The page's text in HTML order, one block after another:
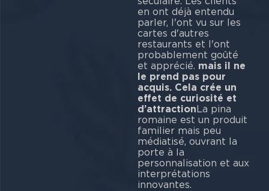
en ont déjà entendu
parler, l'ont vu sur les
cartes d'autres
restaurants et l'ont
probablement goûté
et apprécié. mais il ne
le prend pas pour
acquis. Cela crée un
effet de curiosité et
d’attractionLa pina
romaine est un produit
familier mais peu
médiatisé, ouvrant la
porte à la
personnalisation et aux
interprétations